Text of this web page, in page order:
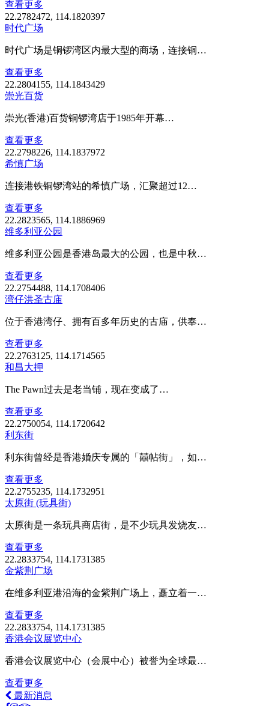
查看更多
22.2782472, 114.1820397
时代广场
时代广场是铜锣湾区内最大型的商场，连接铜…
查看更多
22.2804155, 114.1843429
崇光百货
崇光(香港)百货铜锣湾店于1985年开幕…
查看更多
22.2798226, 114.1837972
希慎广场
连接港铁铜锣湾站的希慎广场，汇聚超过12…
查看更多
22.2823565, 114.1886969
维多利亚公园
维多利亚公园是香港岛最大的公园，也是中秋…
查看更多
22.2754488, 114.1708406
湾仔洪圣古庙
位于香港湾仔、拥有百多年历史的古庙，供奉…
查看更多
22.2763125, 114.1714565
和昌大押
The Pawn过去是老当铺，现在变成了…
查看更多
22.2750054, 114.1720642
利东街
利东街曾经是香港婚庆专属的「囍帖街」，如…
查看更多
22.2755235, 114.1732951
太原街 (玩具街)
太原街是一条玩具商店街，是不少玩具发烧友…
查看更多
22.2833754, 114.1731385
金紫荆广场
在维多利亚港沿海的金紫荆广场上，矗立着一…
查看更多
22.2833754, 114.1731385
香港会议展览中心
香港会议展览中心（会展中心）被誉为全球最…
查看更多
最新消息